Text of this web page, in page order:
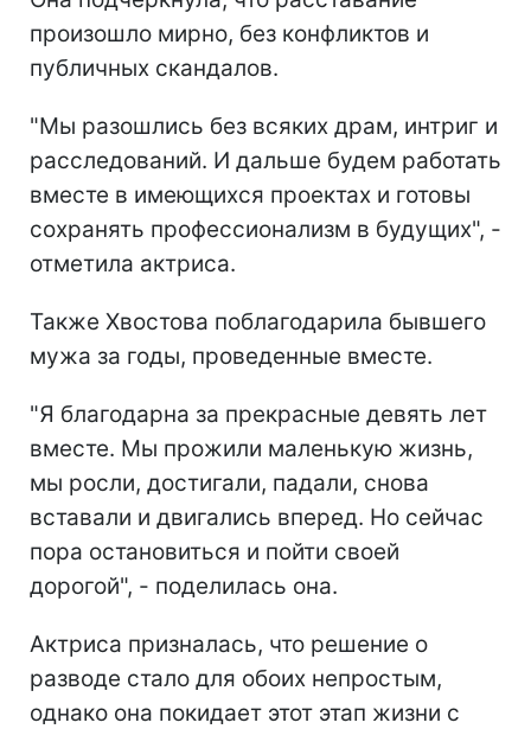
произошло мирно, без конфликтов и
публичных скандалов.
"Мы разошлись без всяких драм, интриг и
расследований. И дальше будем работать
вместе в имеющихся проектах и готовы
сохранять профессионализм в будущих", -
отметила актриса.
Также Хвостова поблагодарила бывшего
мужа за годы, проведенные вместе.
"Я благодарна за прекрасные девять лет
вместе. Мы прожили маленькую жизнь,
мы росли, достигали, падали, снова
вставали и двигались вперед. Но сейчас
пора остановиться и пойти своей
дорогой", - поделилась она.
Актриса призналась, что решение о
разводе стало для обоих непростым,
однако она покидает этот этап жизни с